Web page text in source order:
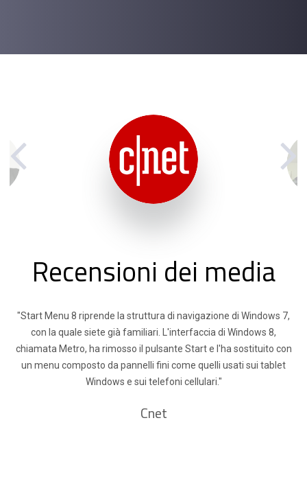
Recensioni dei media
"Start Menu 8 riprende la struttura di navigazione di Windows 7,
con la quale siete già familiari. L'interfaccia di Windows 8,
chiamata Metro, ha rimosso il pulsante Start e l'ha sostituito con
un menu composto da pannelli fini come quelli usati sui tablet
Windows e sui telefoni cellulari."
Cnet